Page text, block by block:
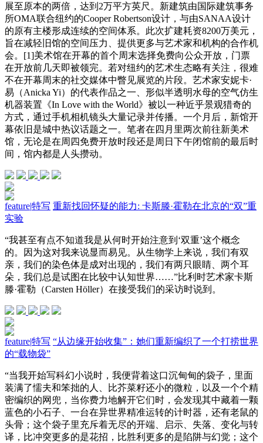
展至原本的两倍，达到2万平方英尺。新建筑由国际建筑事务
所OMA联合纽约的Cooper Robertson设计，与由SANAA设计
的原有主楼形成连续的空间体系。此次扩建耗资8200万美元，
旨在减轻旧馆的空间压力、提供更多与艺术家和机构的合作机
会。[1]美术馆在开幕的首个周末选择免费向公众开放，门票
在开放前几天即被领完。若对纽约的艺术生态略有关注，很难
不在开幕周末的社交媒体中瞥见展览的片段。艺术家安妮卡·
易（Anicka Yi）的代表作品之一、形似半透明水母的空气仿生
机器装置《In Love with the World》被以一种近乎景观猎奇的
方式，通过手机相机镜头大量记录并传播。一个月后，新馆开
幕依旧是城中热议话题之一。笔者在四月里两次前往新美术
馆，无论是在周四免费开放时段还是周日下午闭馆前的最后时
间，馆内都是人头攒动。
feature|特写 重新找回怀疑的能力: 卡斯滕·霍勒在北京的“双”重
实验
“我甚至有点不知道我是从何时开始注意到‘双重’这个概念
的。因为这对我来说显而易见。从生物学上来说，我们有双
亲，我们的染色体是成对出现的，我们有两只眼睛、两个耳
朵，我们总是试图在比较中认知世界……”比利时艺术家卡斯
滕·霍勒（Carsten Höller）在接受我们的采访时说到。
feature|特写 “从边缘开始收集”：她们重新编织了一个打捞世界
的“载物袋”
“当我开始写科幻小说时，我便背着这口沉甸甸的袋子，里面
装满了懦夫和笨拙的人、比芥菜籽还小的微粒，以及一个个精
密编织的网兜，当你费力地解开它们时，会发现其中藏着一颗
蓝色的小石子、一台在异世界精准运转的计时器，还有老鼠的
头骨；这个袋子里充斥着无尽的开端、启示、失落、变化与转
译，比冲突更多的是花招，比胜利更多的是陷阱与幻觉；这个